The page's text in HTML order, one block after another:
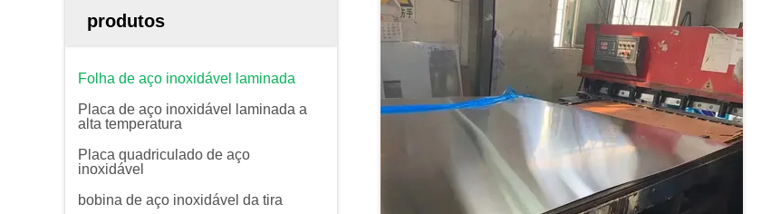
produtos
Folha de aço inoxidável laminada
Placa de aço inoxidável laminada a
alta temperatura
Placa quadriculado de aço
inoxidável
bobina de aço inoxidável da tira